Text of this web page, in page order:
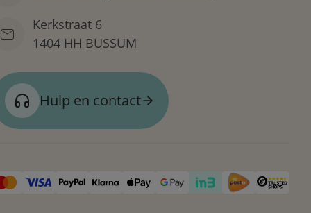
Kerkstraat 6
1404 HH BUSSUM
Hulp en contact